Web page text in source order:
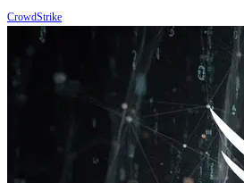
CrowdStrike